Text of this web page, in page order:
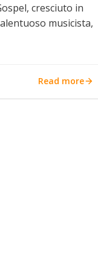
cresciuto in
musicista,
Read more